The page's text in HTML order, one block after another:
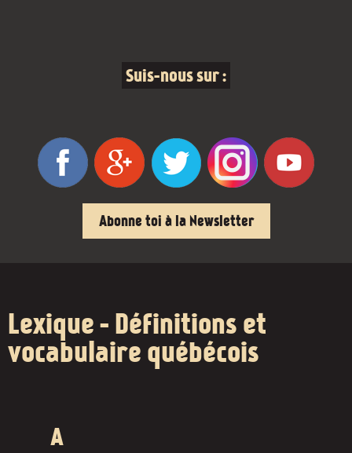
Suis-nous sur :
Abonne toi à la Newsletter
Lexique - Définitions et
vocabulaire québécois
A